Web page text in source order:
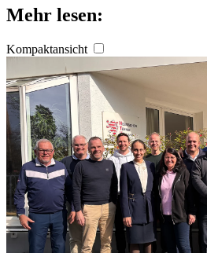
jederzeit über den Link im Footer
Mehr lesen:
Kompaktansicht